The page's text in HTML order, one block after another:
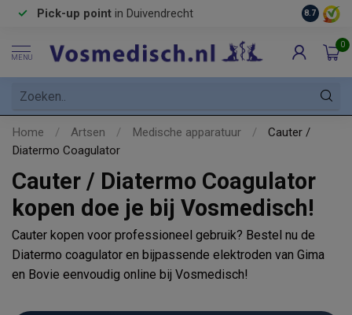
Pick-up point in Duivendrecht 8.7
MENU
0
Home / Artsen / Medische apparatuur /
Cauter /
Diatermo Coagulator
Cauter / Diatermo Coagulator
kopen doe je bij Vosmedisch!
Cauter kopen voor professioneel gebruik? Bestel nu de
Diatermo coagulator en bijpassende elektroden van Gima
en Bovie eenvoudig online bij Vosmedisch!